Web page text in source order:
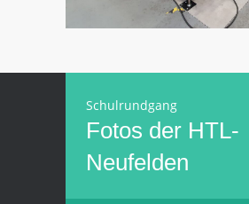
Schulrundgang
Fotos der HTL-
Neufelden